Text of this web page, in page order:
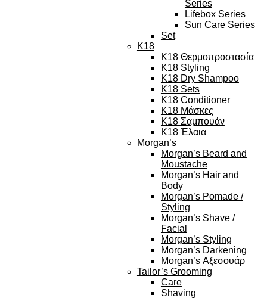
Series
Lifebox Series
Sun Care Series
Set
K18
K18 Θερμοπροστασία
K18 Styling
K18 Dry Shampoo
K18 Sets
K18 Conditioner
K18 Μάσκες
K18 Σαμπουάν
K18 Έλαια
Morgan’s
Morgan’s Beard and
Moustache
Morgan’s Hair and
Body
Morgan’s Pomade /
Styling
Morgan’s Shave /
Facial
Morgan’s Styling
Morgan’s Darkening
Morgan’s Αξεσουάρ
Tailor’s Grooming
Care
Shaving